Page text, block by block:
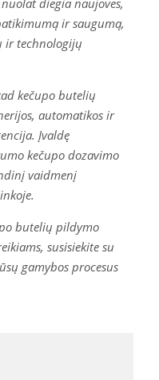
ir saugumą,
ir technologijų
kečupo butelių
automatikos ir
Įvaldę
kečupo dozavimo
vaidmenį
butelių pildymo
susisiekite su
gamybos procesus